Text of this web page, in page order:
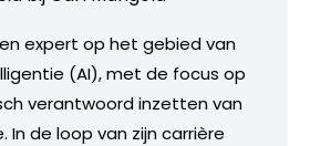
expert op het gebied van
(AI), met de focus op
verantwoord inzetten van
In de loop van zijn carrière